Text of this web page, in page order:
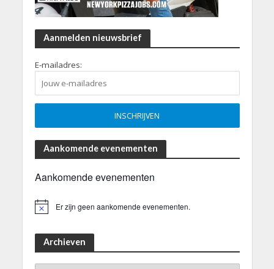
Aanmelden nieuwsbrief
E-mailadres:
Aankomende evenementen
Aankomende evenementen
Er zijn geen aankomende evenementen.
Archieven